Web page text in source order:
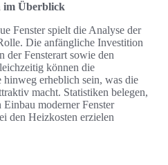
im Überblick
Fenster spielt die Analyse der
Die anfängliche Investition
der Fensterart sowie den
können die
hinweg erheblich sein, was die
macht. Statistiken belegen,
Einbau moderner Fenster
den Heizkosten erzielen